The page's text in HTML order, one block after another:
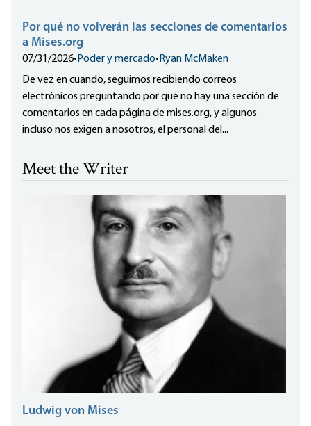
Por qué no volverán las secciones de comentarios
a Mises.org
07/31/2026• Poder y mercado• Ryan McMaken
De vez en cuando, seguimos recibiendo correos
electrónicos preguntando por qué no hay una sección de
comentarios en cada página de mises.org, y algunos
incluso nos exigen a nosotros, el personal del...
Meet the Writer
Ludwig von Mises